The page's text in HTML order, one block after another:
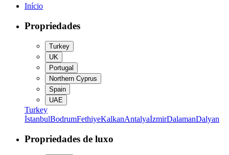
Início
Propriedades
Turkey
UK
Portugal
Northern Cyprus
Spain
UAE
Turkey
İstanbulBodrumFethiyeKalkanAntalyaİzmirDalamanDalyan
Propriedades de luxo